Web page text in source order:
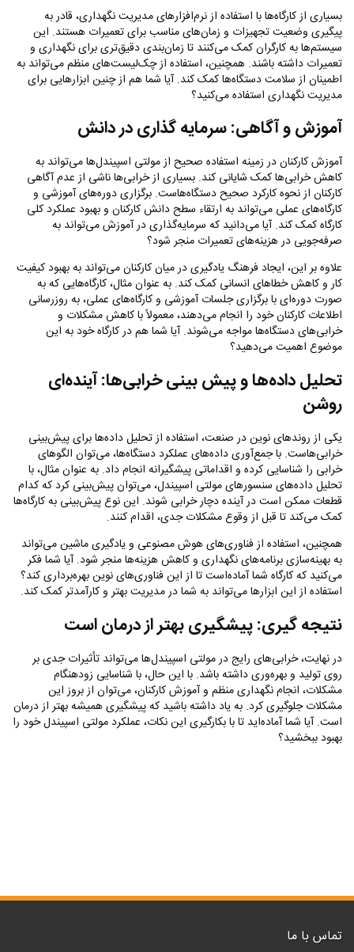
بسیاری از کارگاه‌ها با استفاده از نرم‌افزارهای مدیریت نگهداری، قادر به
پیگیری وضعیت تجهیزات و زمان‌های مناسب برای تعمیرات هستند. این
سیستم‌ها به کارگران کمک می‌کنند تا زمان‌بندی دقیق‌تری برای نگهداری و
تعمیرات داشته باشند. همچنین، استفاده از چک‌لیست‌های منظم می‌تواند به
اطمینان از سلامت دستگاه‌ها کمک کند. آیا شما هم از چنین ابزارهایی برای
مدیریت نگهداری استفاده می‌کنید؟
آموزش و آگاهی: سرمایه‌ گذاری در دانش
آموزش کارکنان در زمینه استفاده صحیح از مولتی اسپیندل‌ها می‌تواند به
کاهش خرابی‌ها کمک شایانی کند. بسیاری از خرابی‌ها ناشی از عدم آگاهی
کارکنان از نحوه کارکرد صحیح دستگاه‌هاست. برگزاری دوره‌های آموزشی و
کارگاه‌های عملی می‌تواند به ارتقاء سطح دانش کارکنان و بهبود عملکرد کلی
کارگاه کمک کند. آیا می‌دانید که سرمایه‌گذاری در آموزش می‌تواند به
صرفه‌جویی در هزینه‌های تعمیرات منجر شود؟
علاوه بر این، ایجاد فرهنگ یادگیری در میان کارکنان می‌تواند به بهبود کیفیت
کار و کاهش خطاهای انسانی کمک کند. به عنوان مثال، کارگاه‌هایی که به
صورت دوره‌ای با برگزاری جلسات آموزشی و کارگاه‌های عملی، به روزرسانی
اطلاعات کارکنان خود را انجام می‌دهند، معمولاً با کاهش مشکلات و
خرابی‌های دستگاه‌ها مواجه می‌شوند. آیا شما هم در کارگاه خود به این
موضوع اهمیت می‌دهید؟
تحلیل داده‌ها و پیش‌ بینی خرابی‌ها: آینده‌ای
روشن
یکی از روندهای نوین در صنعت، استفاده از تحلیل داده‌ها برای پیش‌بینی
خرابی‌هاست. با جمع‌آوری داده‌های عملکرد دستگاه‌ها، می‌توان الگوهای
خرابی را شناسایی کرده و اقداماتی پیشگیرانه انجام داد. به عنوان مثال، با
تحلیل داده‌های سنسورهای مولتی اسپیندل، می‌توان پیش‌بینی کرد که کدام
قطعات ممکن است در آینده دچار خرابی شوند. این نوع پیش‌بینی به کارگاه‌ها
کمک می‌کند تا قبل از وقوع مشکلات جدی، اقدام کنند.
همچنین، استفاده از فناوری‌های هوش مصنوعی و یادگیری ماشین می‌تواند
به بهینه‌سازی برنامه‌های نگهداری و کاهش هزینه‌ها منجر شود. آیا شما فکر
می‌کنید که کارگاه شما آماده‌است تا از این فناوری‌های نوین بهره‌برداری کند؟
استفاده از این ابزارها می‌تواند به شما در مدیریت بهتر و کارآمدتر کمک کند.
نتیجه‌ گیری: پیشگیری بهتر از درمان است
در نهایت، خرابی‌های رایج در مولتی اسپیندل‌ها می‌تواند تأثیرات جدی بر
روی تولید و بهره‌وری داشته باشد. با این حال، با شناسایی زودهنگام
مشکلات، انجام نگهداری منظم و آموزش کارکنان، می‌توان از بروز این
مشکلات جلوگیری کرد. به یاد داشته باشید که پیشگیری همیشه بهتر از درمان
است. آیا شما آماده‌اید تا با بکارگیری این نکات، عملکرد مولتی اسپیندل خود را
بهبود ببخشید؟
تماس با ما